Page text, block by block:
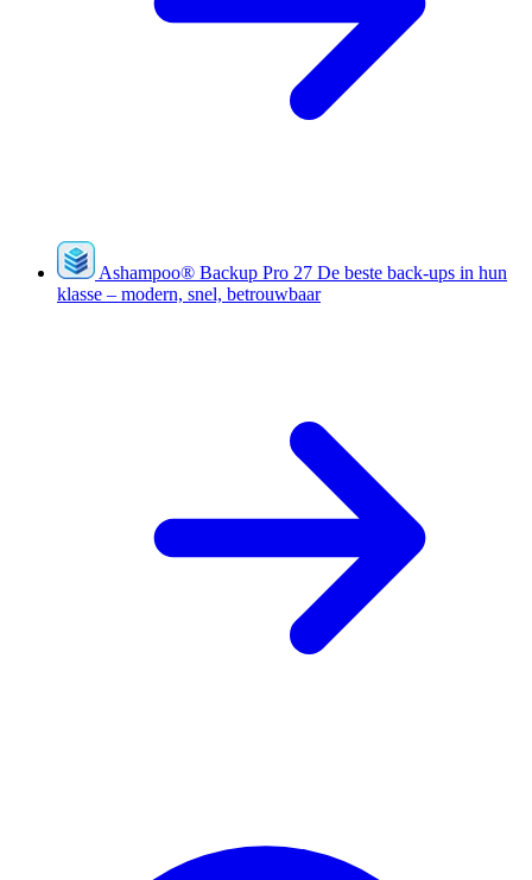
Ashampoo® Backup Pro 27 De beste back-ups in hun
klasse – modern, snel, betrouwbaar